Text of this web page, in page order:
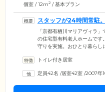
個室 / 12m2 / 基本プラン
スタッフが24時間常駐
だけます
「京都有栖川マリアヴィラ
の住宅型有料老人ホームです
守りを実施。おひとり暮らし
ッフが駆けつける体制を整え
心です。ご希望の方には往診
い。経験豊富なスタッフが、
トイレ付き居室
定員42名 /居室42室 /2007年